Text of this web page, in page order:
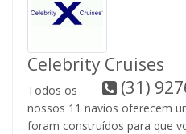
Celebrity Cruises
(31)
Todos os
nossos 11 navios oferecem
foram construídos para que